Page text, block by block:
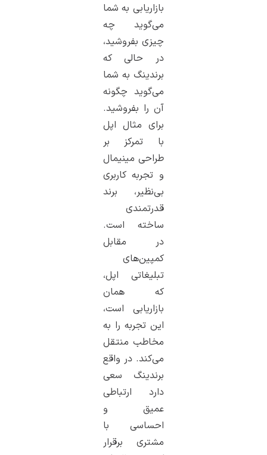
بازاریابی به شما
می‌گوید چه
چیزی بفروشید،
در حالی که
برندینگ به شما
می‌گوید چگونه
آن را بفروشید.
برای مثال اپل
با تمرکز بر
طراحی مینیمال
و تجربه کاربری
بی‌نظیر، برند
قدرتمندی
ساخته است.
در مقابل
کمپین‌های
تبلیغاتی اپل،
که همان
بازاریابی است،
این تجربه را به
مخاطب منتقل
می‌کند. در واقع
برندینگ سعی
دارد ارتباطی
عمیق و
احساسی با
مشتری برقرار